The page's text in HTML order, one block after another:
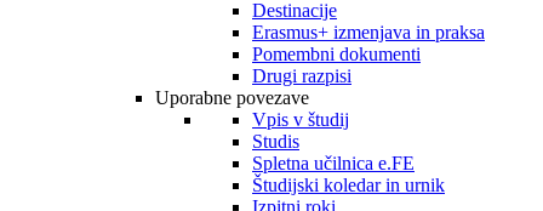
Destinacije
Erasmus+ izmenjava in praksa
Pomembni dokumenti
Drugi razpisi
Uporabne povezave
Vpis v študij
Studis
Spletna učilnica e.FE
Študijski koledar in urnik
Izpitni roki